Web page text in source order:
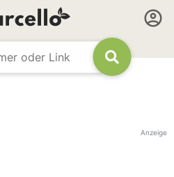
Anzeige